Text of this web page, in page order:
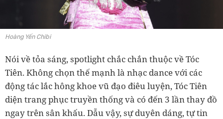
Hoàng Yến Chibi
Nói về tỏa sáng, spotlight chắc chắn thuộc về Tóc
Tiên. Không chọn thế mạnh là nhạc dance với các
động tác lắc hông khoe vũ đạo điêu luyện, Tóc Tiên
diện trang phục truyền thống và có đến 3 lần thay đồ
ngay trên sân khấu. Dẫu vậy, sự duyên dáng, tự tin